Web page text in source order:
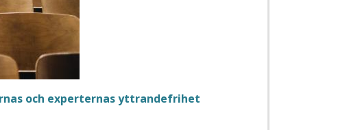
och experternas yttrandefrihet